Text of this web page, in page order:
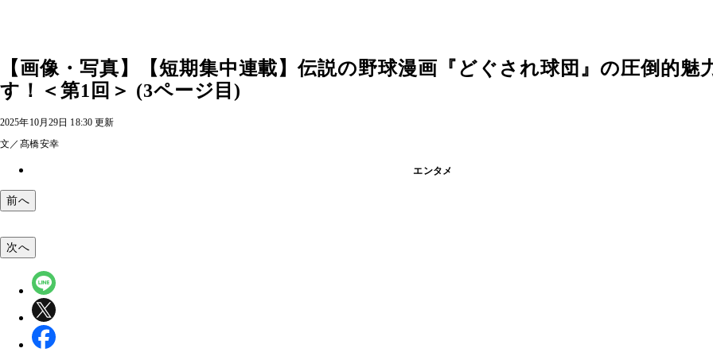
【画像・写真】【短期集中連載】伝説の野球漫画『どぐされ球団』の圧倒的魅
す！＜第1回＞ (3ページ目)
2025年10月29日 18:30 更新
文／髙橋安幸
エンタメ
前へ
次へ